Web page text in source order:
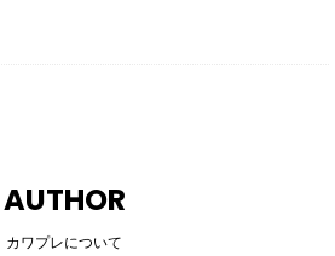
AUTHOR
カワプレについて